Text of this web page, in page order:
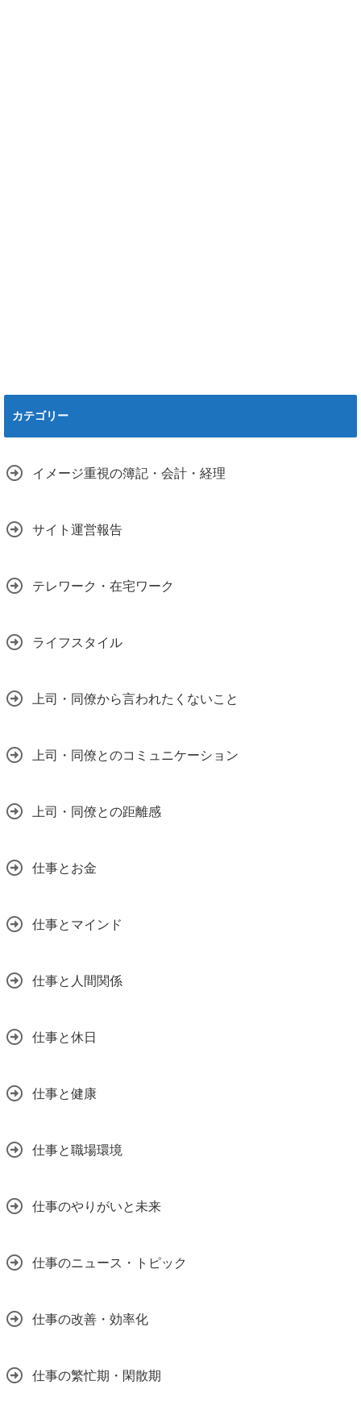
カテゴリー
イメージ重視の簿記・会計・経理
サイト運営報告
テレワーク・在宅ワーク
ライフスタイル
上司・同僚から言われたくないこと
上司・同僚とのコミュニケーション
上司・同僚との距離感
仕事とお金
仕事とマインド
仕事と人間関係
仕事と休日
仕事と健康
仕事と職場環境
仕事のやりがいと未来
仕事のニュース・トピック
仕事の改善・効率化
仕事の繁忙期・閑散期